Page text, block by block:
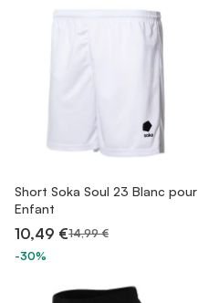
Short Soka Soul 23 Blanc pour
Enfant
10,49 €14,99 €
-30%